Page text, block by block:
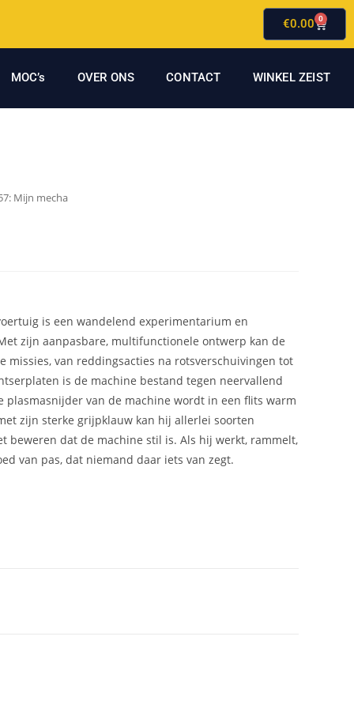
€0.00 0
MOC’s OVER ONS CONTACT WINKEL ZEIST
Mijn mecha
is een wandelend experimentarium en
zijn aanpasbare, multifunctionele ontwerp kan de
van reddingsacties na rotsverschuivingen tot
is de machine bestand tegen neervallend
plasmasnijder van de machine wordt in een flits warm
zijn sterke grijpklauw kan hij allerlei soorten
beweren dat de machine stil is. Als hij werkt, rammelt,
van pas, dat niemand daar iets van zegt.